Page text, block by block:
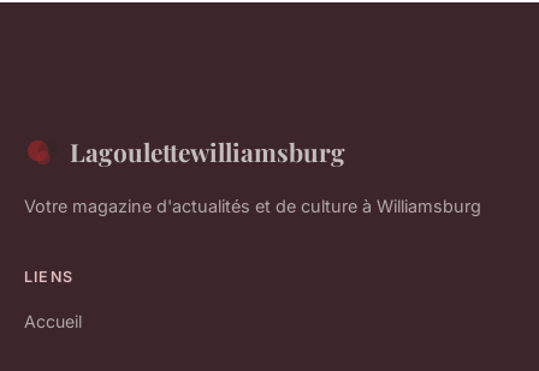
Lagoulettewilliamsburg
Votre magazine d'actualités et de culture à Williamsburg
LIENS
Accueil